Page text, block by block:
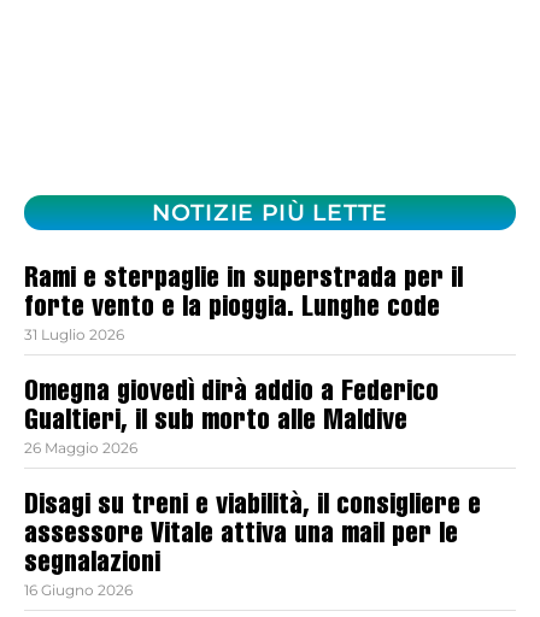
NOTIZIE PIÙ LETTE
Rami e sterpaglie in superstrada per il
forte vento e la pioggia. Lunghe code
31 Luglio 2026
Omegna giovedì dirà addio a Federico
Gualtieri, il sub morto alle Maldive
26 Maggio 2026
Disagi su treni e viabilità, il consigliere e
assessore Vitale attiva una mail per le
segnalazioni
16 Giugno 2026